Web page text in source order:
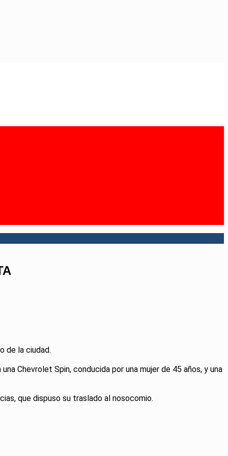
de la ciudad.
Chevrolet Spin, conducida por una mujer de 45 años, y una
que dispuso su traslado al nosocomio.